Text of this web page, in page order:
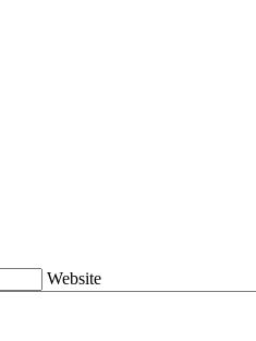
Website